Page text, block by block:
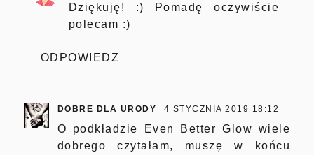
Dziękuję! :) Pomadę oczywiście
polecam :)
ODPOWIEDZ
DOBRE DLA URODY 4 STYCZNIA 2019 18:12
O podkładzie Even Better Glow wiele
dobrego czytałam, muszę w końcu